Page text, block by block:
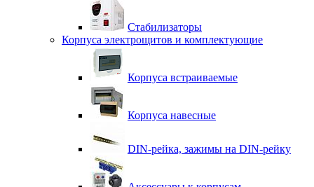
Стабилизаторы
Корпуса электрощитов и комплектующие
Корпуса встраиваемые
Корпуса навесные
DIN-рейка, зажимы на DIN-рейку